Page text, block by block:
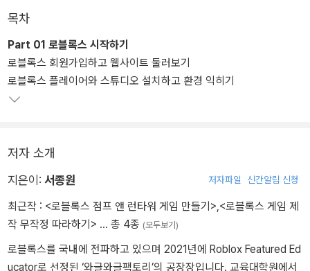
t) 디자인, 효과 연출, GUI 구현, 수익화까지 게임 제작의 전 과정을
변화를 이끌어 줄 새로운 경험에 도전해 보자.
목차
Part 01 로블록스 시작하기
로블록스 회원가입하고 웹사이트 둘러보기
로블록스 플레이어와 스튜디오 설치하고 환경 익히기
저자 소개
지은이: 서종원 저자파일 신간알림 신청
최근작 : <로블록스 점프 앤 런타워 게임 만들기>,<로블록스 게임 제
작 무작정 따라하기> … 총 4종 (모두보기)
로블록스를 국내에 전파하고 있으며 2021년에 Roblox Featured Ed
ucator로 선정된 ‘와글와글팩토리’의 공장장입니다. 교육대학원에서